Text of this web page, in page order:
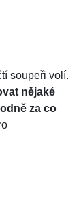
soupeři volí.
nějaké
za co